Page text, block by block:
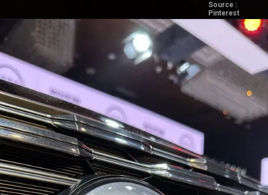
Source :
Pinterest